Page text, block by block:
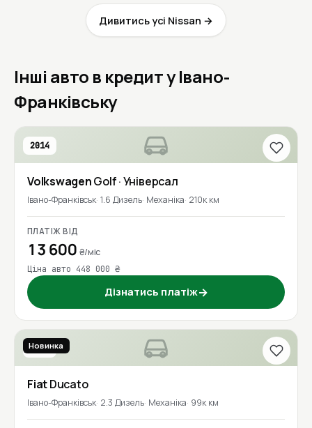
Дивитись усі Nissan →
Інші авто в кредит у Івано-
Франківську
2014
VolkswagenGolf· Універсал
Івано-Франківськ 1.6 Дизель Механіка 210к км
ПЛАТІЖ ВІД
13 600 ₴/міс
Ціна авто 448 000 ₴
Дізнатись платіж→
2021
Новинка
FiatDucato
Івано-Франківськ 2.3 Дизель Механіка 99к км